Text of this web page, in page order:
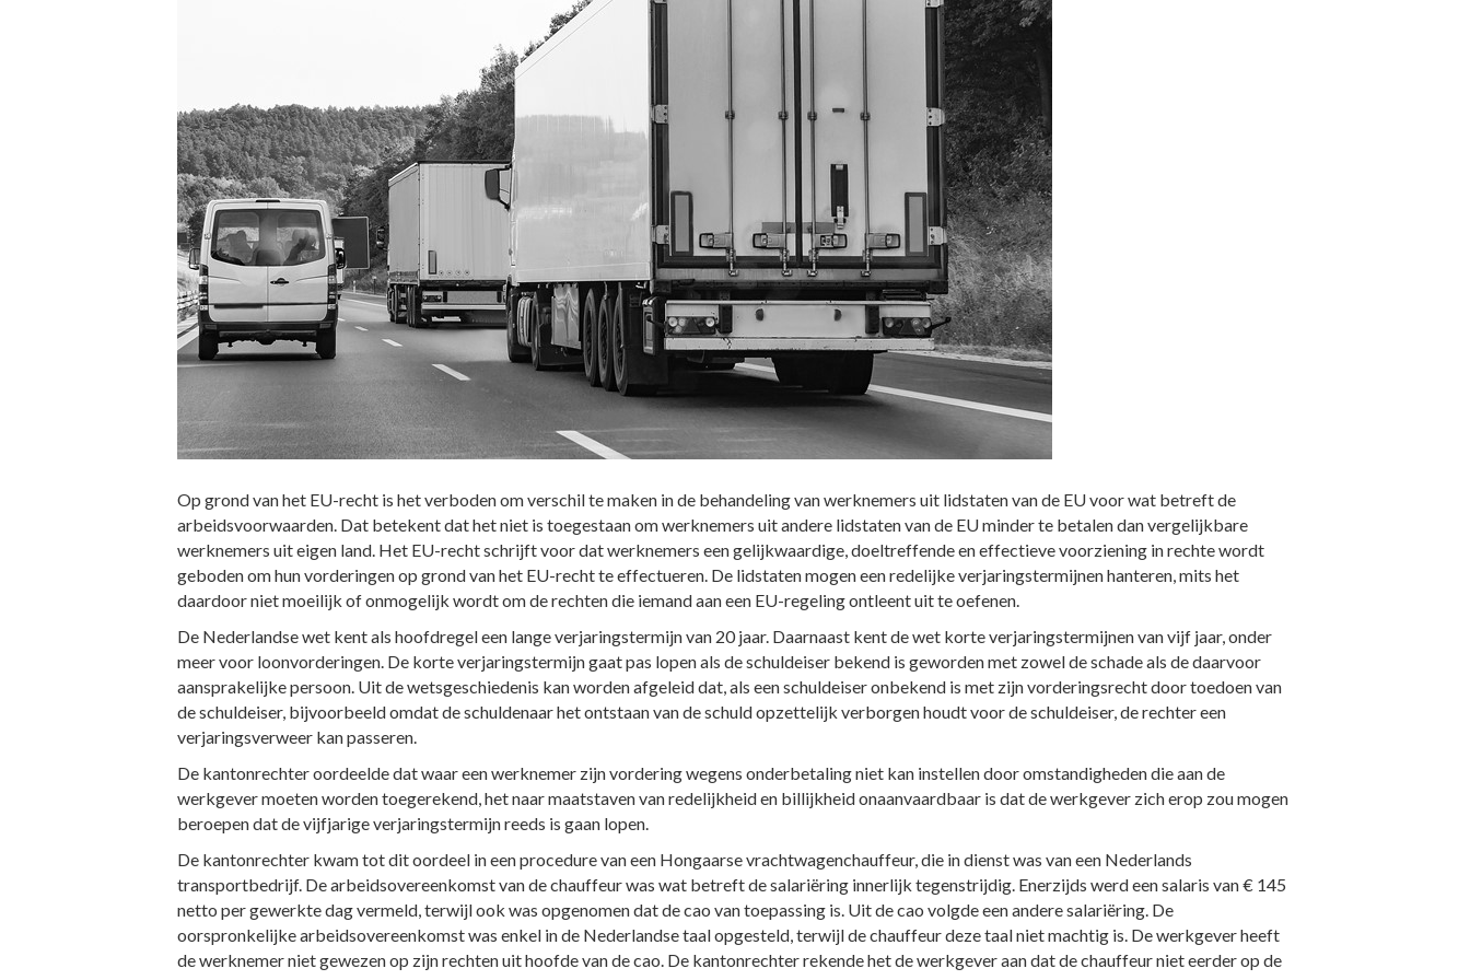
Op grond van het EU-recht is het verboden om verschil te maken in de behandeling van werknemers uit lidstaten van de EU voor wat betreft de
arbeidsvoorwaarden. Dat betekent dat het niet is toegestaan om werknemers uit andere lidstaten van de EU minder te betalen dan vergelijkbare
werknemers uit eigen land. Het EU-recht schrijft voor dat werknemers een gelijkwaardige, doeltreffende en effectieve voorziening in rechte wordt
geboden om hun vorderingen op grond van het EU-recht te effectueren. De lidstaten mogen een redelijke verjaringstermijnen hanteren, mits het
daardoor niet moeilijk of onmogelijk wordt om de rechten die iemand aan een EU-regeling ontleent uit te oefenen.
De Nederlandse wet kent als hoofdregel een lange verjaringstermijn van 20 jaar. Daarnaast kent de wet korte verjaringstermijnen van vijf jaar, onder
meer voor loonvorderingen. De korte verjaringstermijn gaat pas lopen als de schuldeiser bekend is geworden met zowel de schade als de daarvoor
aansprakelijke persoon. Uit de wetsgeschiedenis kan worden afgeleid dat, als een schuldeiser onbekend is met zijn vorderingsrecht door toedoen van
de schuldeiser, bijvoorbeeld omdat de schuldenaar het ontstaan van de schuld opzettelijk verborgen houdt voor de schuldeiser, de rechter een
verjaringsverweer kan passeren.
De kantonrechter oordeelde dat waar een werknemer zijn vordering wegens onderbetaling niet kan instellen door omstandigheden die aan de
werkgever moeten worden toegerekend, het naar maatstaven van redelijkheid en billijkheid onaanvaardbaar is dat de werkgever zich erop zou mogen
beroepen dat de vijfjarige verjaringstermijn reeds is gaan lopen.
De kantonrechter kwam tot dit oordeel in een procedure van een Hongaarse vrachtwagenchauffeur, die in dienst was van een Nederlands
transportbedrijf. De arbeidsovereenkomst van de chauffeur was wat betreft de salariëring innerlijk tegenstrijdig. Enerzijds werd een salaris van € 145
netto per gewerkte dag vermeld, terwijl ook was opgenomen dat de cao van toepassing is. Uit de cao volgde een andere salariëring. De
oorspronkelijke arbeidsovereenkomst was enkel in de Nederlandse taal opgesteld, terwijl de chauffeur deze taal niet machtig is. De werkgever heeft
de werknemer niet gewezen op zijn rechten uit hoofde van de cao. De kantonrechter rekende het de werkgever aan dat de chauffeur niet eerder op de